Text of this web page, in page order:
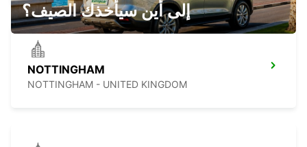
NOTTINGHAM
NOTTINGHAM - UNITED KINGDOM
إلى أين سيأخذك الصيف؟